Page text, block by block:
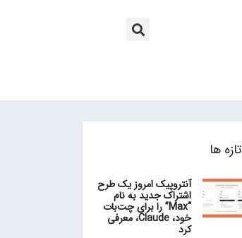
تازه ها
آنتروپیک امروز یک طرح
اشتراک جدید به نام
“Max” را برای چت‌بات
خود، Claude، معرفی
کرد